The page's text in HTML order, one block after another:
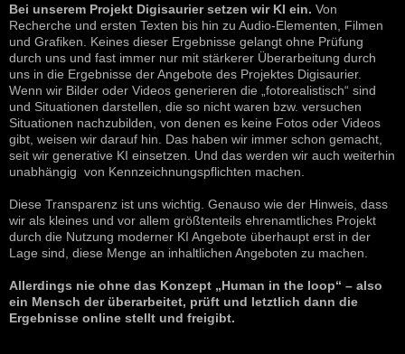
Bei unserem Projekt Digisaurier setzen wir KI ein. Von
Recherche und ersten Texten bis hin zu Audio-Elementen, Filmen
und Grafiken. Keines dieser Ergebnisse gelangt ohne Prüfung
durch uns und fast immer nur mit stärkerer Überarbeitung durch
uns in die Ergebnisse der Angebote des Projektes Digisaurier.
Wenn wir Bilder oder Videos generieren die „fotorealistisch“ sind
und Situationen darstellen, die so nicht waren bzw. versuchen
Situationen nachzubilden, von denen es keine Fotos oder Videos
gibt, weisen wir darauf hin. Das haben wir immer schon gemacht,
seit wir generative KI einsetzen. Und das werden wir auch weiterhin
unabhängig von Kennzeichnungspflichten machen.
Diese Transparenz ist uns wichtig. Genauso wie der Hinweis, dass
wir als kleines und vor allem größtenteils ehrenamtliches Projekt
durch die Nutzung moderner KI Angebote überhaupt erst in der
Lage sind, diese Menge an inhaltlichen Angeboten zu machen.
Allerdings nie ohne das Konzept „Human in the loop“ – also
ein Mensch der überarbeitet, prüft und letztlich dann die
Ergebnisse online stellt und freigibt.